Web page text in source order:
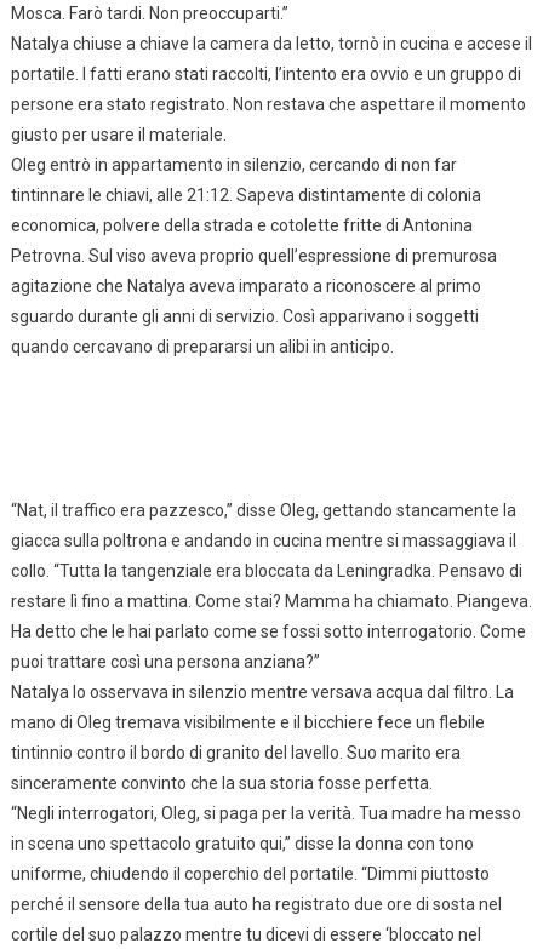
Mosca. Farò tardi. Non preoccuparti.”
Natalya chiuse a chiave la camera da letto, tornò in cucina e accese il
portatile. I fatti erano stati raccolti, l’intento era ovvio e un gruppo di
persone era stato registrato. Non restava che aspettare il momento
giusto per usare il materiale.
Oleg entrò in appartamento in silenzio, cercando di non far
tintinnare le chiavi, alle 21:12. Sapeva distintamente di colonia
economica, polvere della strada e cotolette fritte di Antonina
Petrovna. Sul viso aveva proprio quell’espressione di premurosa
agitazione che Natalya aveva imparato a riconoscere al primo
sguardo durante gli anni di servizio. Così apparivano i soggetti
quando cercavano di prepararsi un alibi in anticipo.
“Nat, il traffico era pazzesco,” disse Oleg, gettando stancamente la
giacca sulla poltrona e andando in cucina mentre si massaggiava il
collo. “Tutta la tangenziale era bloccata da Leningradka. Pensavo di
restare lì fino a mattina. Come stai? Mamma ha chiamato. Piangeva.
Ha detto che le hai parlato come se fossi sotto interrogatorio. Come
puoi trattare così una persona anziana?”
Natalya lo osservava in silenzio mentre versava acqua dal filtro. La
mano di Oleg tremava visibilmente e il bicchiere fece un flebile
tintinnio contro il bordo di granito del lavello. Suo marito era
sinceramente convinto che la sua storia fosse perfetta.
“Negli interrogatori, Oleg, si paga per la verità. Tua madre ha messo
in scena uno spettacolo gratuito qui,” disse la donna con tono
uniforme, chiudendo il coperchio del portatile. “Dimmi piuttosto
perché il sensore della tua auto ha registrato due ore di sosta nel
cortile del suo palazzo mentre tu dicevi di essere ‘bloccato nel